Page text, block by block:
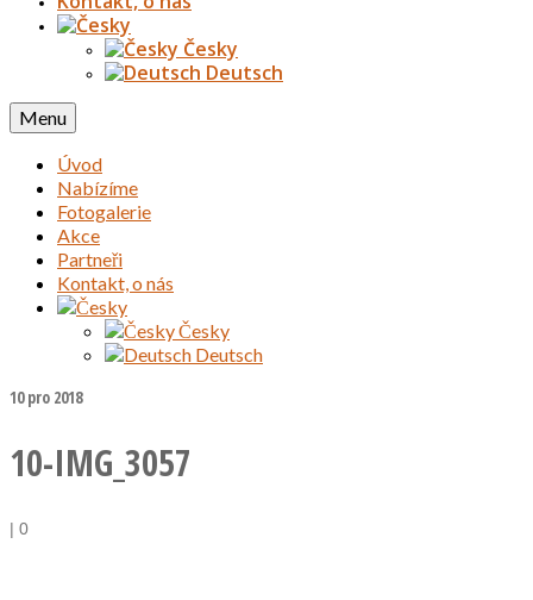
Česky
Deutsch
Menu
Úvod
Nabízíme
Fotogalerie
Akce
Partneři
Kontakt, o nás
Česky
Deutsch
10pro 2018
10-IMG_3057
| 0